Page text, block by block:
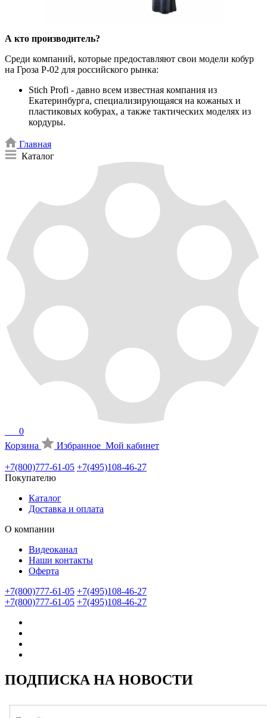
А кто производитель?
Среди компаний, которые предоставляют свои модели кобур
на Гроза Р-02 для российского рынка:
Stich Profi - давно всем известная компания из
Екатеринбурга, специализирующаяся на кожаных и
пластиковых кобурах, а также тактических моделях из
кордуры.
Главная
Каталог
0
Корзина
Избранное Мой кабинет
+7(800)777-61-05 +7(495)108-46-27
Покупателю
Каталог
Доставка и оплата
О компании
Видеоканал
Наши контакты
Оферта
+7(800)777-61-05 +7(495)108-46-27
+7(800)777-61-05 +7(495)108-46-27
ПОДПИСКА НА НОВОСТИ